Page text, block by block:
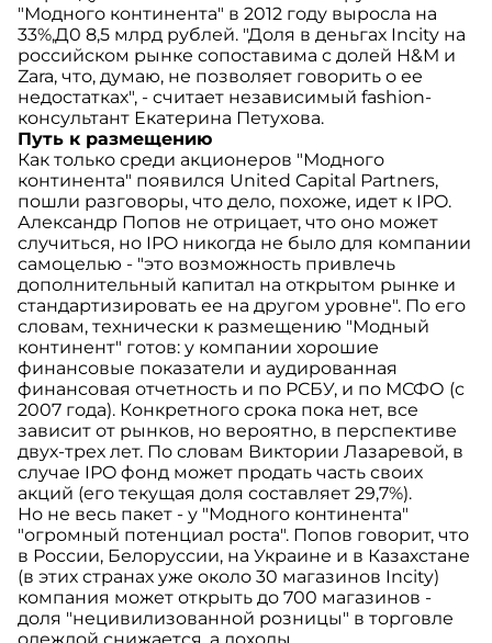
"Модного континента" в 2012 году выросла на
33%,Д0 8,5 млрд рублей. "Доля в деньгах Incity на
российском рынке сопоставима с долей Н&М и
Zara, что, думаю, не позволяет говорить о ее
недостатках", - считает независимый fashion-
консультант Екатерина Петухова.
Путь к размещению
Как только среди акционеров "Модного
континента" появился United Capital Partners,
пошли разговоры, что дело, похоже, идет к IPO.
Александр Попов не отрицает, что оно может
случиться, но IPO никогда не было для компании
самоцелью - "это возможность привлечь
дополнительный капитал на открытом рынке и
стандартизировать ее на другом уровне". По его
словам, технически к размещению "Модный
континент" готов: у компании хорошие
финансовые показатели и аудированная
финансовая отчетность и по РСБУ, и по МСФО (с
2007 года). Конкретного срока пока нет, все
зависит от рынков, но вероятно, в перспективе
двух-трех лет. По словам Виктории Лазаревой, в
случае IPO фонд может продать часть своих
акций (его текущая доля составляет 29,7%).
Но не весь пакет - у "Модного континента"
"огромный потенциал роста". Попов говорит, что
в России, Белоруссии, на Украине и в Казахстане
(в этих странах уже около 30 магазинов Incity)
компания может открыть до 700 магазинов -
доля "нецивилизованной розницы" в торговле